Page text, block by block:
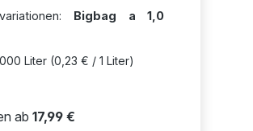
Bigbag a 1,0
Liter (0,23 € / 1 Liter)
ab 17,99 €